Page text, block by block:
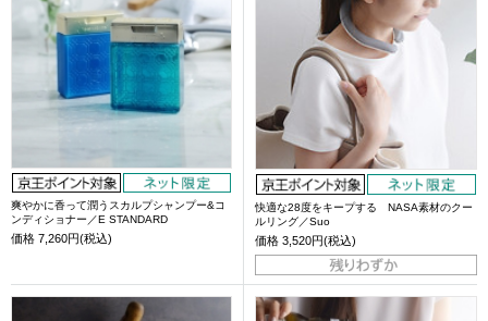
爽やかに香って潤うスカルプシャンプー&コ
ンディショナー／E STANDARD
価格 7,260円(税込)
快適な28度をキープする NASA素材のクー
ルリング／Suo
価格 3,520円(税込)